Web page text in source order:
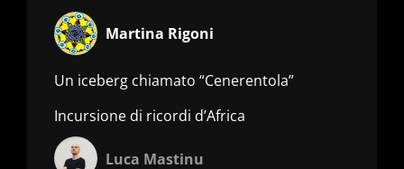
Martina Rigoni
Un iceberg chiamato “Cenerentola”
Incursione di ricordi d’Africa
Luca Mastinu